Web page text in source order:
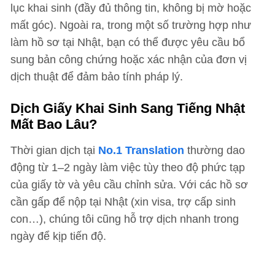
lục khai sinh (đầy đủ thông tin, không bị mờ hoặc
mất góc). Ngoài ra, trong một số trường hợp như
làm hồ sơ tại Nhật, bạn có thể được yêu cầu bổ
sung bản công chứng hoặc xác nhận của đơn vị
dịch thuật để đảm bảo tính pháp lý.
Dịch Giấy Khai Sinh Sang Tiếng Nhật
Mất Bao Lâu?
Thời gian dịch tại No.1 Translation thường dao
động từ 1–2 ngày làm việc tùy theo độ phức tạp
của giấy tờ và yêu cầu chỉnh sửa. Với các hồ sơ
cần gấp để nộp tại Nhật (xin visa, trợ cấp sinh
con…), chúng tôi cũng hỗ trợ dịch nhanh trong
ngày để kịp tiến độ.